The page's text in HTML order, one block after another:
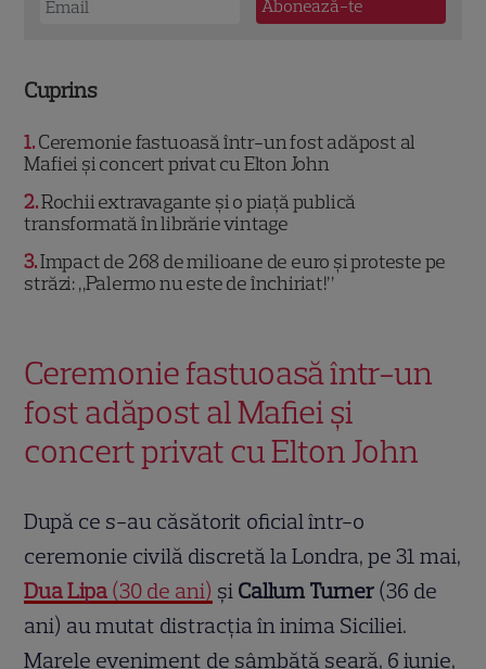
Cuprins
1 Ceremonie fastuoasă într-un fost adăpost al
Mafiei și concert privat cu Elton John
2 Rochii extravagante și o piață publică
transformată în librărie vintage
3 Impact de 268 de milioane de euro și proteste pe
străzi: „Palermo nu este de închiriat!”
Ceremonie fastuoasă într-un
fost adăpost al Mafiei și
concert privat cu Elton John
După ce s-au căsătorit oficial într-o
ceremonie civilă discretă la Londra, pe 31 mai,
Dua Lipa (30 de ani) și Callum Turner (36 de
ani) au mutat distracția în inima Siciliei.
Marele eveniment de sâmbătă seară, 6 iunie,